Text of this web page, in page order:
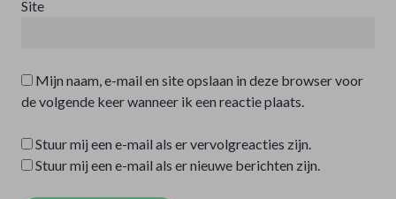
Site
Mijn naam, e-mail en site opslaan in deze browser voor
de volgende keer wanneer ik een reactie plaats.
Stuur mij een e-mail als er vervolgreacties zijn.
Stuur mij een e-mail als er nieuwe berichten zijn.